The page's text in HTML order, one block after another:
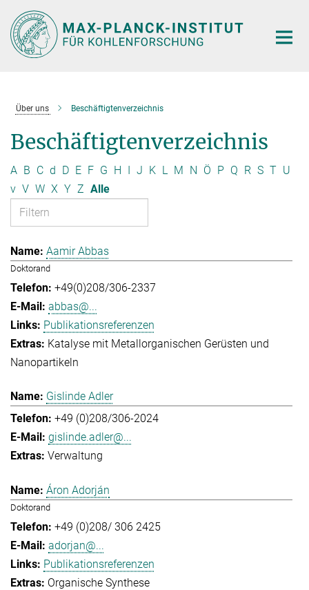
Hauptinhalt
Über uns Beschäftigtenverzeichnis
Beschäftigtenverzeichnis
A B C d D E F G H I J K L M N Ö P Q R S T U
v V W X Y Z Alle
Aamir Abbas
Doktorand
+49(0)208/306-2337
abbas@...
Publikationsreferenzen
Katalyse mit Metallorganischen Gerüsten und
Nanopartikeln
Gislinde Adler
+49 (0)208/306-2024
gislinde.adler@...
Verwaltung
Áron Adorján
Doktorand
+49 (0)208/ 306 2425
adorjan@...
Publikationsreferenzen
Organische Synthese